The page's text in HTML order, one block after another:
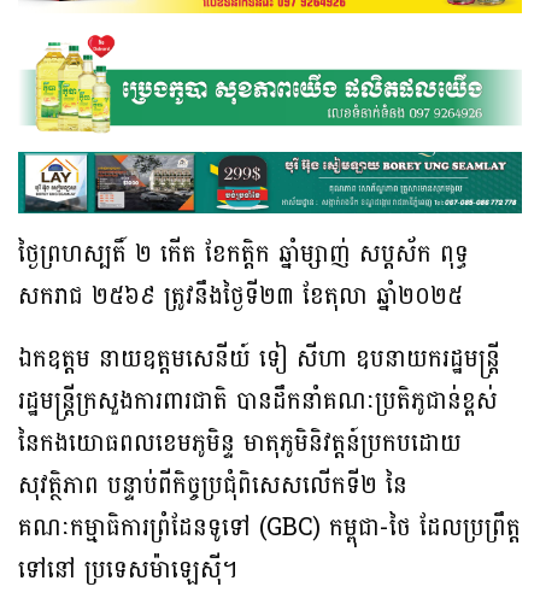
ថ្ងៃព្រហស្បតិ៍ ២ កើត ខែកត្តិក ឆ្នាំម្សាញ់ សប្តស័ក ពុទ្ធ
សករាជ ២៥៦៩ ត្រូវនឹងថ្ងៃទី២៣ ខែតុលា ឆ្នាំ២០២៥
ឯកឧត្តម នាយឧត្តមសេនីយ៍ ទៀ សីហា ឧបនាយករដ្ឋមន្ត្រី
រដ្ឋមន្ត្រីក្រសួងការពារជាតិ បានដឹកនាំគណៈប្រតិភូជាន់ខ្ពស់
នៃកងយោធពលខេមភូមិន្ទ មាតុភូមិនិវត្តន៍ប្រកបដោយ
សុវត្ថិភាព បន្ទាប់​ពីកិច្ចប្រជុំពិសេសលើកទី២ នៃ
គណៈកម្មាធិការព្រំដែនទូទៅ (GBC) កម្ពុជា-ថៃ ដែលប្រព្រឹត្ត
ទៅនៅ ប្រទេសម៉ាឡេស៊ី។